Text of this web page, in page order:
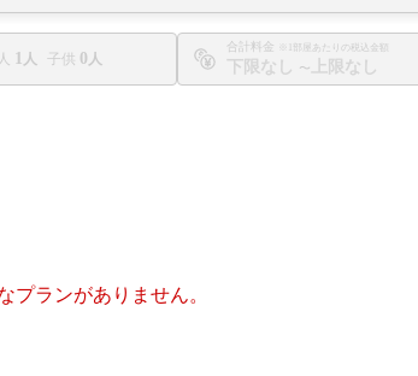
1 子供 0
合計料金 ※1部屋あたりの税込金額
〜
プランがありません。